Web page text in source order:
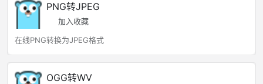
PNG转JPEG
加入收藏
在线PNG转换为JPEG格式
OGG转WV